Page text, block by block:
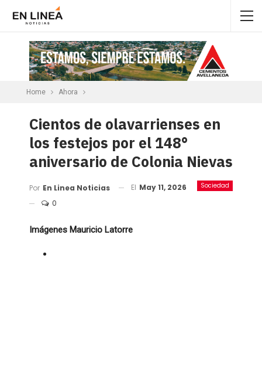
Home Ahora
Cientos de olavarrienses en
los festejos por el 148°
aniversario de Colonia Nievas
Sociedad
Por En Linea Noticias El May 11, 2026
0
Imágenes Mauricio Latorre